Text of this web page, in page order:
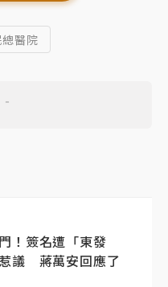
醫院
！簽名遭「東發
議 蔣萬安回應了